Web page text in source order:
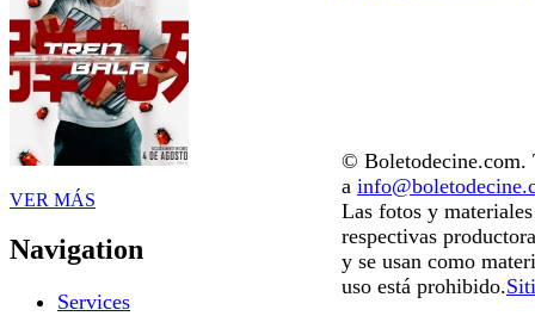
VER MÁS
Navigation
Services
© Boletodecine.com.
a
Las fotos y
respectivas
y se usan como
uso está prohibido.